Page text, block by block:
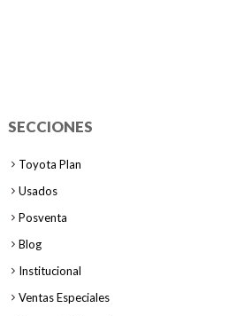
SECCIONES
Toyota Plan
Usados
Posventa
Blog
Institucional
Ventas Especiales